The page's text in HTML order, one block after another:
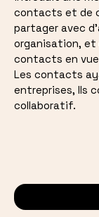
contacts et de
partager avec
organisation, et
contacts en
Les contacts
entreprises, Ils
collaboratif.